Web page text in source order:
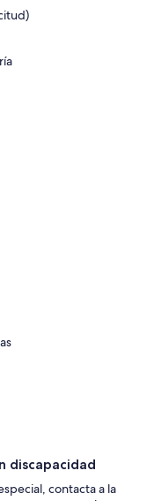
discapacidad
contacta a la